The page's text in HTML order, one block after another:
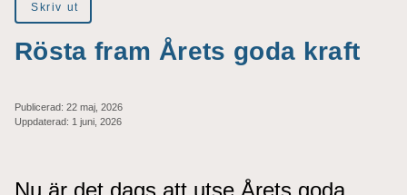
Skriv ut
Rösta fram Årets goda kraft
Publicerad: 22 maj, 2026
Uppdaterad: 1 juni, 2026
Nu är det dags att utse Årets goda